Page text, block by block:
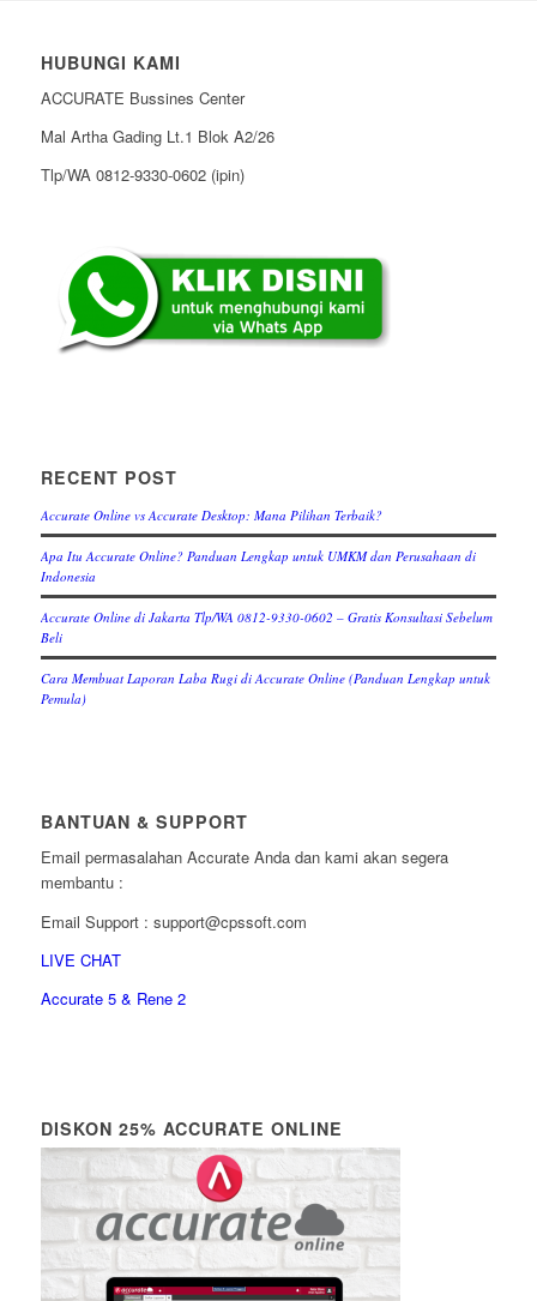
HUBUNGI KAMI
ACCURATE Bussines Center
Mal Artha Gading Lt.1 Blok A2/26
Tlp/WA 0812-9330-0602 (ipin)
RECENT POST
Accurate Online vs Accurate Desktop: Mana Pilihan Terbaik?
Apa Itu Accurate Online? Panduan Lengkap untuk UMKM dan Perusahaan di
Indonesia
Accurate Online di Jakarta Tlp/WA 0812-9330-0602 – Gratis Konsultasi Sebelum
Beli
Cara Membuat Laporan Laba Rugi di Accurate Online (Panduan Lengkap untuk
Pemula)
BANTUAN & SUPPORT
Email permasalahan Accurate Anda dan kami akan segera
membantu :
Email Support : support@cpssoft.com
LIVE CHAT
Accurate 5 & Rene 2
DISKON 25% ACCURATE ONLINE